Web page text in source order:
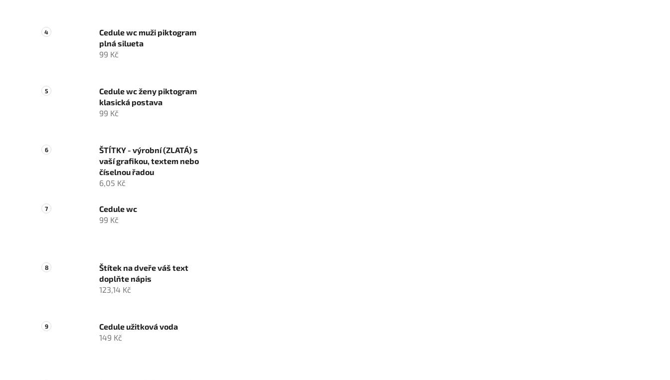
Cedule wc muži piktogram
plná silueta
99 Kč
Cedule wc ženy piktogram
klasická postava
99 Kč
ŠTÍTKY - výrobní (ZLATÁ) s
vaší grafikou, textem nebo
číselnou řadou
6,05 Kč
Cedule wc
99 Kč
Štítek na dveře váš text
doplňte nápis
123,14 Kč
Cedule užitková voda
149 Kč